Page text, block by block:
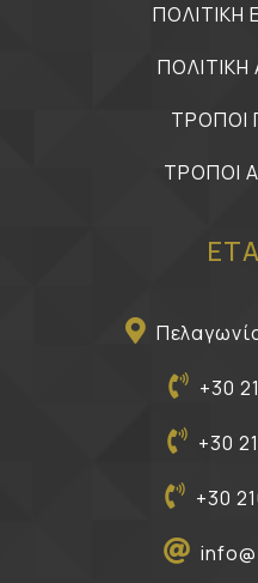
ΠΟΛΙΤΙΚΗ
ΤΡΟΠΟΙ
ΤΡΟΠΟΙ
+30
+30
+30